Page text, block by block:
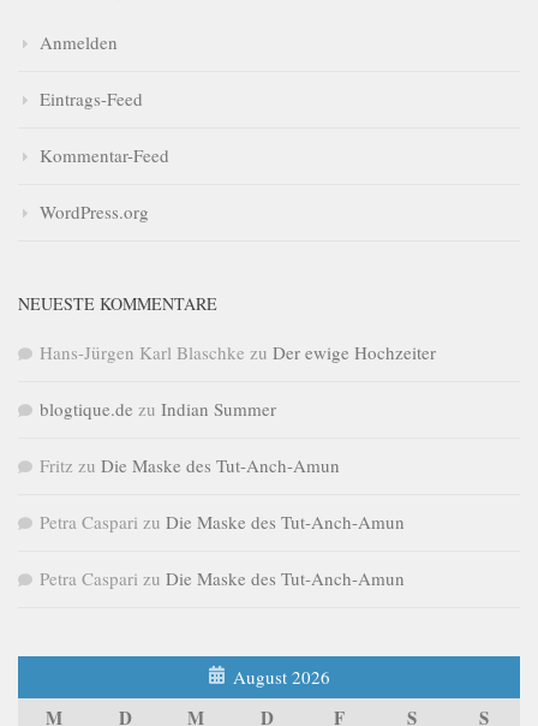
Anmelden
Eintrags-Feed
Kommentar-Feed
WordPress.org
NEUESTE KOMMENTARE
Hans-Jürgen Karl Blaschke zu Der ewige Hochzeiter
blogtique.de zu Indian Summer
Fritz zu Die Maske des Tut-Anch-Amun
Petra Caspari zu Die Maske des Tut-Anch-Amun
Petra Caspari zu Die Maske des Tut-Anch-Amun
August 2026
M D M D F S S